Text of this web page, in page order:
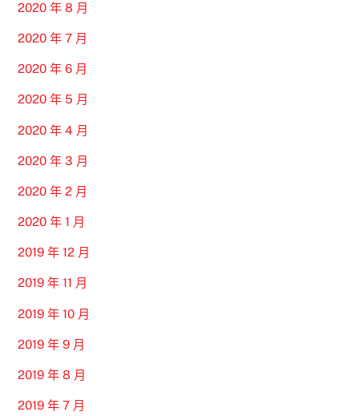
2020 年 8 月
2020 年 7 月
2020 年 6 月
2020 年 5 月
2020 年 4 月
2020 年 3 月
2020 年 2 月
2020 年 1 月
2019 年 12 月
2019 年 11 月
2019 年 10 月
2019 年 9 月
2019 年 8 月
2019 年 7 月